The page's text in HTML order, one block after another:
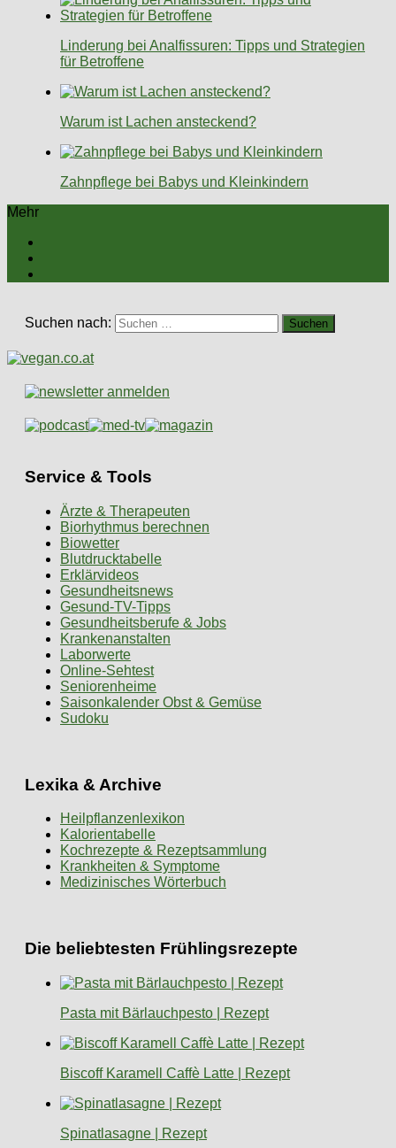
Linderung bei Analfissuren: Tipps und Strategien
für Betroffene
Warum ist Lachen ansteckend?
Zahnpflege bei Babys und Kleinkindern
Mehr
Suchen nach:
Service & Tools
Ärzte & Therapeuten
Biorhythmus berechnen
Biowetter
Blutdrucktabelle
Erklärvideos
Gesundheitsnews
Gesund-TV-Tipps
Gesundheitsberufe & Jobs
Krankenanstalten
Laborwerte
Online-Sehtest
Seniorenheime
Saisonkalender Obst & Gemüse
Sudoku
Lexika & Archive
Heilpflanzenlexikon
Kalorientabelle
Kochrezepte & Rezeptsammlung
Krankheiten & Symptome
Medizinisches Wörterbuch
Die beliebtesten Frühlingsrezepte
Pasta mit Bärlauchpesto | Rezept
Biscoff Karamell Caffè Latte | Rezept
Spinatlasagne | Rezept